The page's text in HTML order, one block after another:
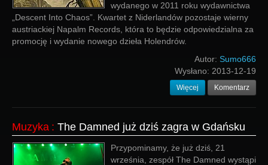
wydanego w 2011 roku wydawnictwa
„Descent Into Chaos”. Kwartet z Niderlandów pozostaje wierny
austriackiej Napalm Records, która to będzie odpowiedzialna za
promocję i wydanie nowego dzieła Holendrów.
Autor: Sumo666
Wysłano: 2013-12-19
Więcej Komentarz
Muzyka : The Damned już dziś zagra w Gdańsku
Przypominamy, że już dziś, 21
września, zespół The Damned wystąpi